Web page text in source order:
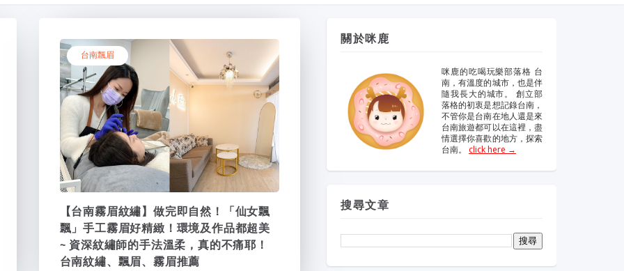
台南飄眉
【台南霧眉紋繡】做完即自然！「仙女飄
飄」手工霧眉好精緻！環境及作品都超美
~ 資深紋繡師的手法溫柔，真的不痛耶！
台南紋繡、飄眉、霧眉推薦
關於咪鹿
咪鹿的吃喝玩樂部落格 台
南，有溫度的城市，也是伴
隨我長大的城市。 創立部
落格的初衷是想記錄台南，
不管你是台南在地人還是來
台南旅遊都可以在這裡，盡
情選擇你喜歡的地方，探索
台南。 click here →
搜尋文章
蛇粉
眼鏡蛇粉膠囊
蛇粉推薦
純蛇粉
台南油漆 台南油漆行 台南油漆工程